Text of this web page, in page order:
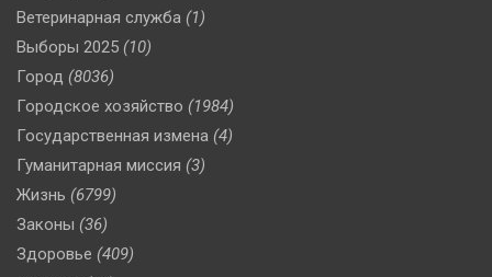
Ветеринарная служба (1)
Выборы 2025 (10)
Город (8036)
Городское хозяйство (1984)
Государственная измена (4)
Гуманитарная миссия (3)
Жизнь (6799)
Законы (36)
Здоровье (409)